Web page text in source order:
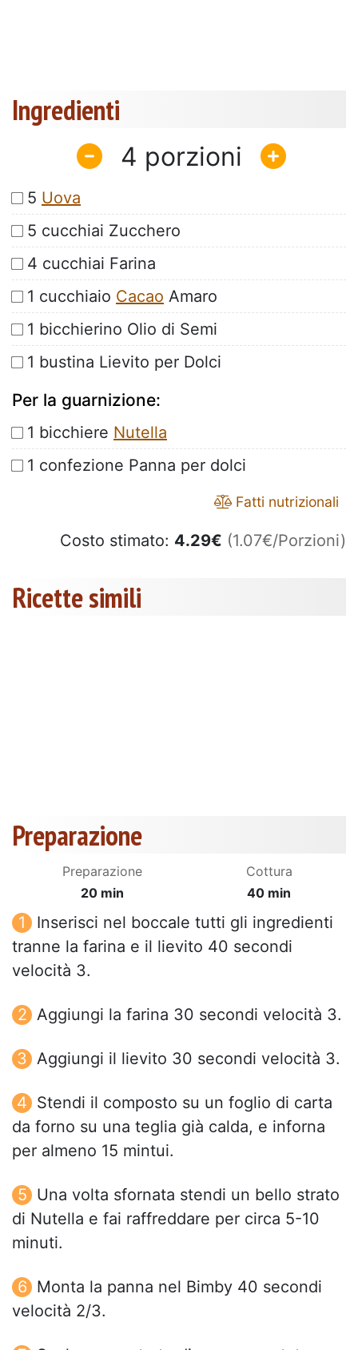
Ingredienti
4
5 Uova
5 cucchiai Zucchero
4 cucchiai Farina
1 cucchiaio Cacao Amaro
1 bicchierino Olio di Semi
1 bustina Lievito per Dolci
Per la guarnizione:
1 bicchiere Nutella
1 confezione Panna per dolci
Fatti nutrizionali
Costo stimato: 4.29€ (1.07€/Porzioni)
Ricette simili
Preparazione
Preparazione
20 min
Cottura
40 min
Inserisci nel boccale tutti gli ingredienti
tranne la farina e il lievito 40 secondi
velocità 3.
Aggiungi la farina 30 secondi velocità 3.
Aggiungi il lievito 30 secondi velocità 3.
Stendi il composto su un foglio di carta
da forno su una teglia già calda, e inforna
per almeno 15 mintui.
Una volta sfornata stendi un bello strato
di Nutella e fai raffreddare per circa 5-10
minuti.
Monta la panna nel Bimby 40 secondi
velocità 2/3.